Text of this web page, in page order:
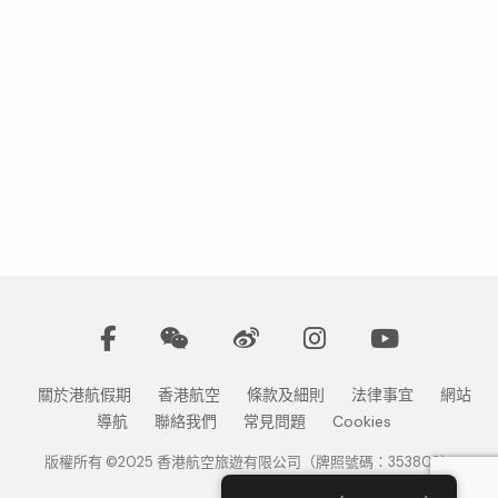
關於港航假期 香港航空 條款及細則 法律事宜
網站
導航
聯絡我們 常見問題 Cookies
版權所有 ©2025 香港航空旅遊有限公司（牌照號碼：353802）